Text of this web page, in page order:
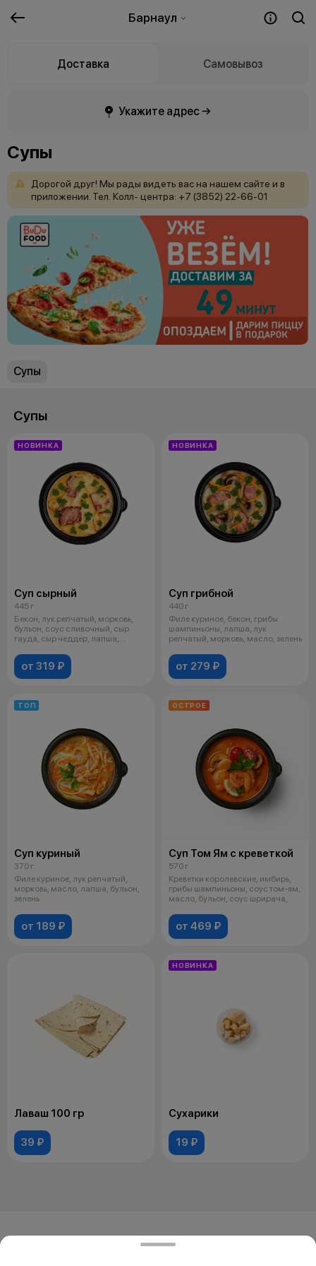
Барнаул
Доставка Самовывоз
Укажите адрес →
Супы
Дорогой друг! Мы рады видеть вас на нашем сайте и в
приложении. Тел. Колл- центра: +7 (3852) 22-66-01
Супы
Супы
НОВИНКА
Суп сырный
445 г
Бекон, лук репчатый, морковь,
бульон, соус сливочный, сыр
гауда, сыр чеддер, лапша,
от 319 ₽
НОВИНКА
Суп грибной
440 г
Филе куриное, бекон, грибы
шампиньоны, лапша, лук
репчатый, морковь, масло, зелень
от 279 ₽
ТОП
Суп куриный
370 г
Филе куриное, лук репчатый,
морковь, масло, лапша, бульон,
зелень
от 189 ₽
ОСТРОЕ
Суп Том Ям с креветкой
570 г
Креветки королевские, имбирь,
грибы шампиньоны, соус том-ям,
масло, бульон, соус шрирача,
от 469 ₽
Лаваш 100 гр
39 ₽
НОВИНКА
Сухарики
19 ₽